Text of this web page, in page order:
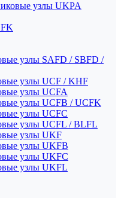
узлы UKPA
узлы SAFD / SBFD /
узлы UCF / KHF
узлы UCFA
узлы UCFB / UCFK
узлы UCFC
узлы UCFL / BLFL
узлы UKF
узлы UKFB
узлы UKFC
узлы UKFL